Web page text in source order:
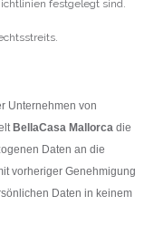
festgelegt sind.
Unternehmen von
BellaCasa Mallorca die
Daten an die
vorheriger Genehmigung
Daten in keinem